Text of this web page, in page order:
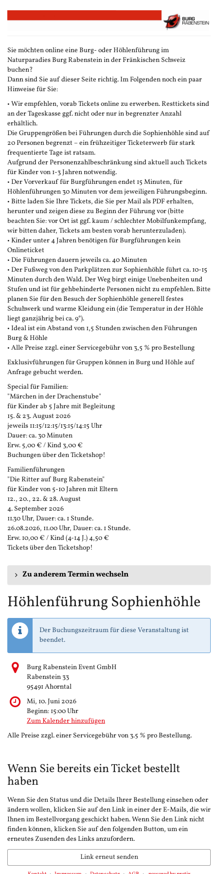
Zum
Haupt-
Sie möchten online eine Burg- oder Höhlenführung im
Naturparadies Burg Rabenstein in der Fränkischen Schweiz
buchen?
Dann sind Sie auf dieser Seite richtig. Im Folgenden noch ein paar
Hinweise für Sie:
• Wir empfehlen, vorab Tickets online zu erwerben. Resttickets sind
an der Tageskasse ggf. nicht oder nur in begrenzter Anzahl
erhältlich.
Die Gruppengrößen bei Führungen durch die Sophienhöhle sind auf
20 Personen begrenzt – ein frühzeitiger Ticketerwerb für stark
frequentierte Tage ist ratsam.
Aufgrund der Personenzahlbeschränkung sind aktuell auch Tickets
für Kinder von 1-3 Jahren notwendig.
• Der Vorverkauf für Burgführungen endet 15 Minuten, für
Höhlenführungen 30 Minuten vor dem jeweiligen Führungsbeginn.
• Bitte laden Sie Ihre Tickets, die Sie per Mail als PDF erhalten,
herunter und zeigen diese zu Beginn der Führung vor (bitte
beachten Sie: vor Ort ist ggf. kaum / schlechter Mobilfunkempfang,
wir bitten daher, Tickets am besten vorab herunterzuladen).
• Kinder unter 4 Jahren benötigen für Burgführungen kein
Onlineticket
• Die Führungen dauern jeweils ca. 40 Minuten
• Der Fußweg von den Parkplätzen zur Sophienhöhle führt ca. 10-15
Minuten durch den Wald. Der Weg birgt einige Unebenheiten und
Stufen und ist für gehbehinderte Personen nicht zu empfehlen. Bitte
planen Sie für den Besuch der Sophienhöhle generell festes
Schuhwerk und warme Kleidung ein (die Temperatur in der Höhle
liegt ganzjährig bei ca. 9°).
• Ideal ist ein Abstand von 1,5 Stunden zwischen den Führungen
Burg & Höhle
• Alle Preise zzgl. einer Servicegebühr von 3,5 % pro Bestellung
Exklusivführungen für Gruppen können in Burg und Höhle auf
Anfrage gebucht werden.
Special für Familien:
"Märchen in der Drachenstube"
für Kinder ab 5 Jahre mit Begleitung
15. & 23. August 2026
jeweils 11:15/12:15/13:15/14:15 Uhr
Dauer: ca. 30 Minuten
Erw. 5,00 € / Kind 3,00 €
Buchungen über den Ticketshop!
Familienführungen
"Die Ritter auf Burg Rabenstein"
für Kinder von 5-10 Jahren mit Eltern
12., 20., 22. & 28. August
4. September 2026
11.30 Uhr, Dauer: ca. 1 Stunde.
26.08.2026, 11.00 Uhr, Dauer: ca. 1 Stunde.
Erw. 10,00 € / Kind (4-14 J.) 4,50 €
Tickets über den Ticketshop!
Zu anderem Termin wechseln
Höhlenführung Sophienhöhle
Der Buchungszeitraum für diese Veranstaltung ist
beendet.
Burg Rabenstein Event GmbH
Rabenstein 33
95491 Ahorntal
Mi, 10. Juni 2026
Beginn: 15:00Uhr
Zum Kalender hinzufügen
Alle Preise zzgl. einer Servicegebühr von 3.5 % pro Bestellung.
Wenn Sie bereits ein Ticket bestellt
haben
Wenn Sie den Status und die Details Ihrer Bestellung einsehen oder
ändern wollen, klicken Sie auf den Link in einer der E-Mails, die wir
Ihnen im Bestellvorgang geschickt haben. Wenn Sie den Link nicht
finden können, klicken Sie auf den folgenden Button, um ein
erneutes Zusenden des Links anzufordern.
Link erneut senden